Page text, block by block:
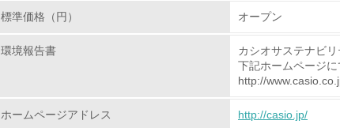
非該当（化学物質を使用していない）
標準価格（円） オープン
環境報告書
カシオサステナビリ
下記ホームページに
http://
ホームページアドレス http://casio.jp/